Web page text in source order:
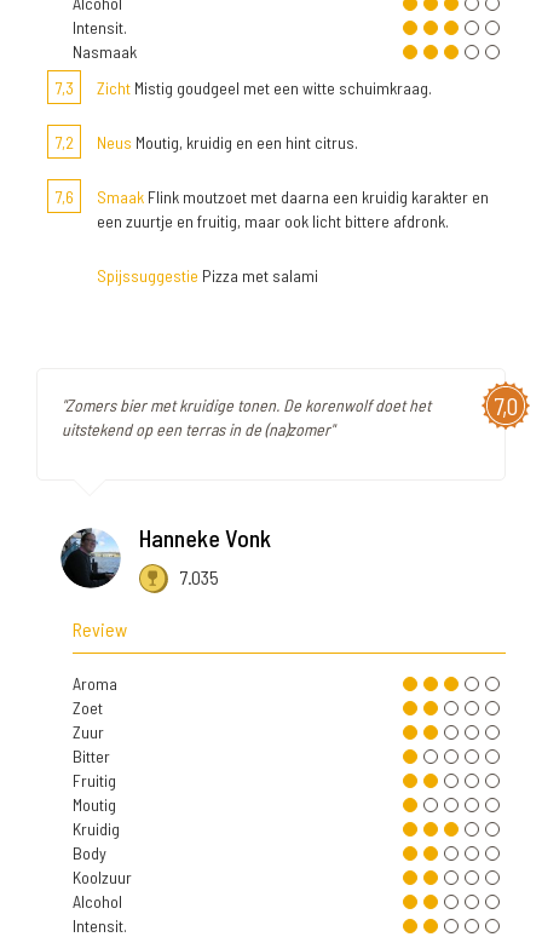
Intensit.
Nasmaak
7,3
Zicht Mistig goudgeel met een witte schuimkraag.
7,2 Neus Moutig, kruidig en een hint citrus.
7,6 Smaak Flink moutzoet met daarna een kruidig karakter en
een zuurtje en fruitig, maar ook licht bittere afdronk.
Spijssuggestie Pizza met salami
7,0
"Zomers bier met kruidige tonen. De korenwolf doet het
uitstekend op een terras in de (na)zomer"
Hanneke Vonk
7.035
Review
Aroma
Zoet
Zuur
Bitter
Fruitig
Moutig
Kruidig
Body
Koolzuur
Alcohol
Intensit.